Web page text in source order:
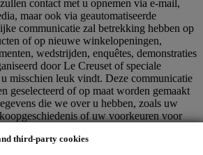
third-party cookies
contact met u opnemen via e-mail,
maar ook via geautomatiseerde
communicatie zal betrekking hebben op
of op nieuwe winkelopeningen,
wedstrijden, enquêtes, demonstraties
door Le Creuset of speciale
misschien leuk vindt. Deze communicatie
geselecteerd of op maat worden gemaakt
die we over u hebben, zoals uw
of uw voorkeuren voor
begrijpen. Dit stelt ons in staat om onze